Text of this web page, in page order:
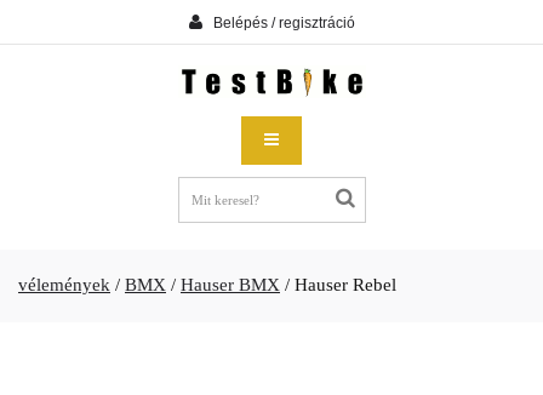
Belépés / regisztráció
vélemények / BMX / Hauser BMX / Hauser Rebel